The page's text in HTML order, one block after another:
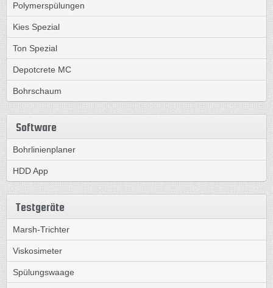
Polymerspülungen
Kies Spezial
Ton Spezial
Depotcrete MC
Bohrschaum
Software
Bohrlinienplaner
HDD App
Testgeräte
Marsh-Trichter
Viskosimeter
Spülungswaage